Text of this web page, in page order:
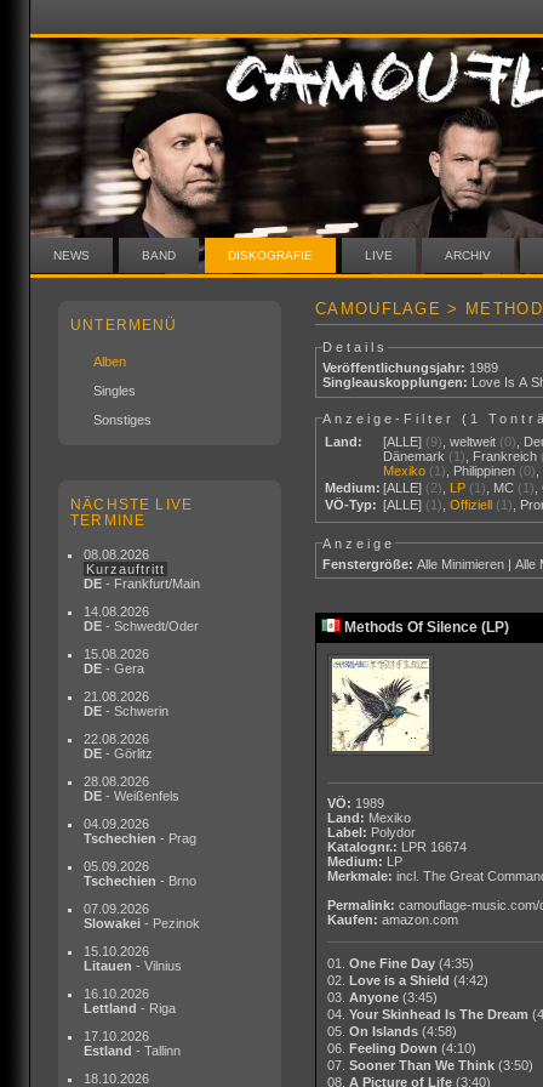
NEWS BAND DISKOGRAFIE LIVE ARCHIV
UNTERMENÜ
Alben
Singles
Sonstiges
NÄCHSTE LIVE
TERMINE
08.08.2026
Kurzauftritt
DE - Frankfurt/Main
14.08.2026
DE - Schwedt/Oder
15.08.2026
DE - Gera
21.08.2026
DE - Schwerin
22.08.2026
DE - Görlitz
28.08.2026
DE - Weißenfels
04.09.2026
Tschechien - Prag
05.09.2026
Tschechien - Brno
07.09.2026
Slowakei - Pezinok
15.10.2026
Litauen - Vilnius
16.10.2026
Lettland - Riga
17.10.2026
Estland - Tallinn
18.10.2026
CAMOUFLAGE >
Details
Veröffentlichungsjahr: 1989
Singleauskopplungen: Love Is A
Anzeige-Filter ( 1
Land:
[ALLE] (9) ,weltweit (0)
Dänemark (1) Frankreich
Mexiko (1) Philippinen (0)
Medium: [ALLE] (2) LP (1) MC (1) ,
VÖ-Typ: [ALLE] (1) ,Offiziell (1)
Anzeige
Fenstergröße: Alle Minimieren |Alle
Methods Of Silence (LP)
VÖ: 1989
Land: Mexiko
Label: Polydor
Katalognr.:
LPR 16674
Medium:
LP
Merkmale: incl. The Great
Permalink: camouflage-music.com/
Kaufen: amazon.com
01. One Fine Day (4:35)
02.
Love is a Shield (4:42)
03. Anyone (3:45)
04. Your Skinhead Is The Dream
05. On Islands (4:58)
06.
Feeling Down (4:10)
07. Sooner Than We Think (3:50)
08. A Picture of Life (3:40)